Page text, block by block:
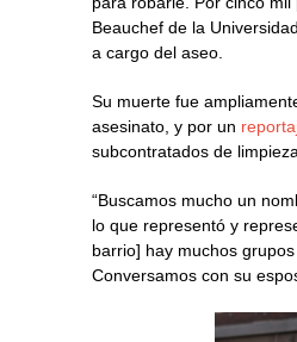
Beauchef de la
a cargo del aseo.
Su muerte fue
asesinato, y por un
subcontratados de
“Buscamos mucho un
lo que representó y
barrio] hay muchos
Conversamos con su